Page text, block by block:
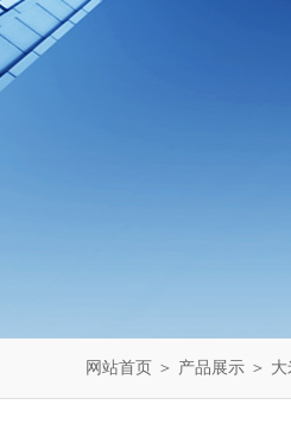
网站首页 ＞ 产品展示 ＞